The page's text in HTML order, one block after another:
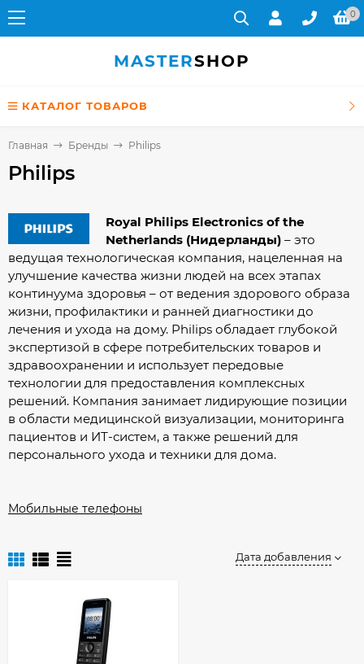
0
MASTERSHOP
КАТАЛОГ ТОВАРОВ
Главная Бренды Philips
Philips
Royal Philips Electronics of the
Netherlands (Нидерланды) – это
ведущая технологическая компания, нацеленная на
улучшение качества жизни людей на всех этапах
континуума здоровья – от ведения здорового образа
жизни, профилактики и ранней диагностики до
лечения и ухода на дому. Philips обладает глубокой
экспертизой в сфере потребительских товаров и
здравоохранении и использует передовые
технологии для предоставления комплексных
решений. Компания занимает лидирующие позиции
в области медицинской визуализации, мониторинга
пациентов и ИТ-систем, а также решений для
персонального ухода и техники для дома.
Мобильные телефоны
Дата добавления